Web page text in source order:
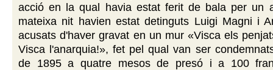
acció en la qual havia estat ferit de bala per un
mateixa nit havien estat detinguts Luigi Magni i
acusats d'haver gravat en un mur «Visca els
Visca l'anarquia!», fet pel qual van ser
de 1895 a quatre mesos de presó i a 100